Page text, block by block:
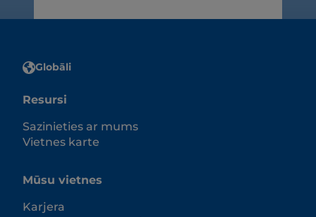
Globāli
Resursi
Sazinieties ar mums
Vietnes karte
Mūsu vietnes
Karjera